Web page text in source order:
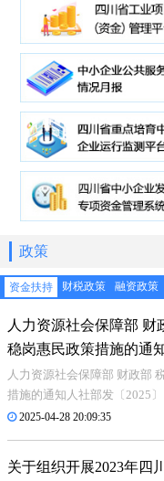
政策
资金扶持 财税政策 融资政策
人力资源社会保障部
稳岗惠民政策措施的通
人力资源社会保障部 财政部
措施的通知人社部发〔2025〕
2025-04-28 20:09:35
关于组织开展2023年四